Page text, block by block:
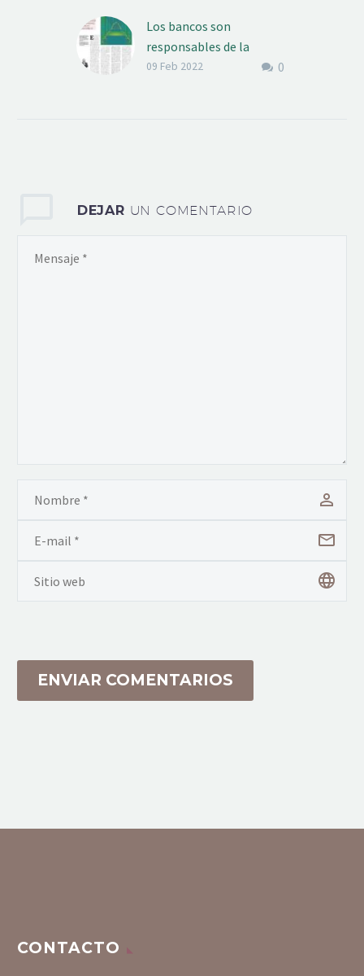
Los bancos son
responsables de la
seguridad (también en
particulares…
0
09 Feb 2022
DEJAR UN COMENTARIO
ENVIAR COMENTARIOS
CONTACTO